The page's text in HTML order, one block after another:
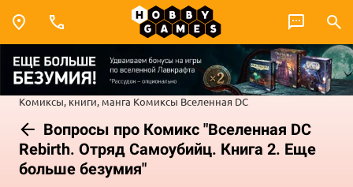
Комиксы, книги, манга Комиксы Вселенная DC
Вопросы про Комикс "Вселенная DC
Rebirth. Отряд Самоубийц. Книга 2. Еще
больше безумия"